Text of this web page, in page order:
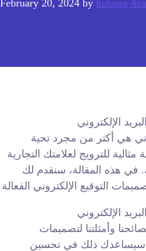
February 20, 2024 by kulassa
هي أكثر من مجرد تحية
للترويج لعلامتك التجارية
في هذه المقالة، سنقدم لك
وأمثلتنا لتصميمات
سيساعدك ذلك في تحسين